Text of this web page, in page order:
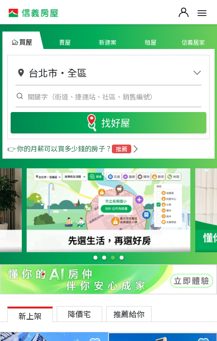
買屋 賣屋 新建案 租屋 信義居家
台北市 ・ 全區
找好屋
👉 你的月薪可以買多少錢的房子？ 推薦
新上架 降價宅 推薦給你